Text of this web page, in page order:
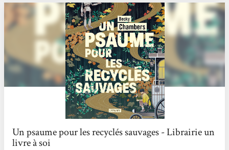
Un psaume pour les recyclés sauvages - Librairie un
livre à soi